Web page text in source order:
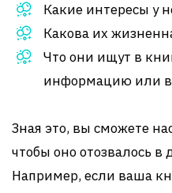
Какие интересы у
Какова их
Что они ищут в
информацию или
Зная это, вы сможете
чтобы оно отозвалось
Например, если ваша